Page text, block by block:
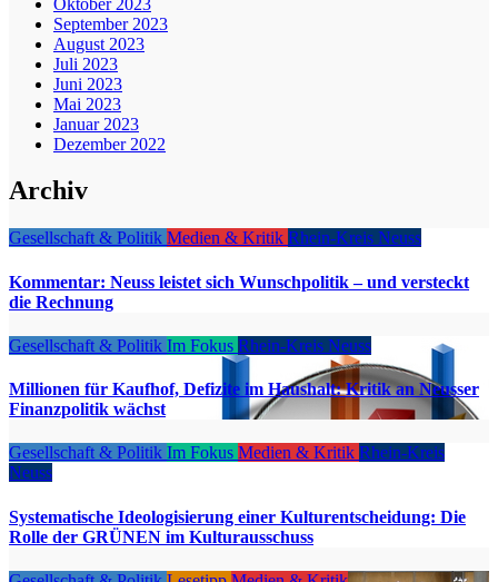
September 2023
August 2023
Juli 2023
Juni 2023
Mai 2023
Januar 2023
Dezember 2022
Archiv
Gesellschaft & Politik Medien & Kritik Rhein-Kreis Neuss
Kommentar: Neuss leistet sich Wunschpolitik – und versteckt
die Rechnung
Gesellschaft & Politik Im Fokus Rhein-Kreis Neuss
Millionen für Kaufhof, Defizite im Haushalt: Kritik an Neusser
Finanzpolitik wächst
Gesellschaft & Politik Im Fokus Medien & Kritik Rhein-Kreis
Neuss
Systematische Ideologisierung einer Kulturentscheidung: Die
Rolle der GRÜNEN im Kulturausschuss